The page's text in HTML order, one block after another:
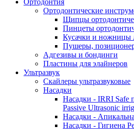
Ортодонтические
Щипцы
Пинцеты
Кусачки и ножницы
Пушеры,
Адгезивы и бондинги
Пластины для элайнеров
Ультразвук
Скайлеры ультразвуковые
Насадки
Насадки - IRRI Safe
Passive Ultrasonic
Насадки -
Насадки - Гигиена